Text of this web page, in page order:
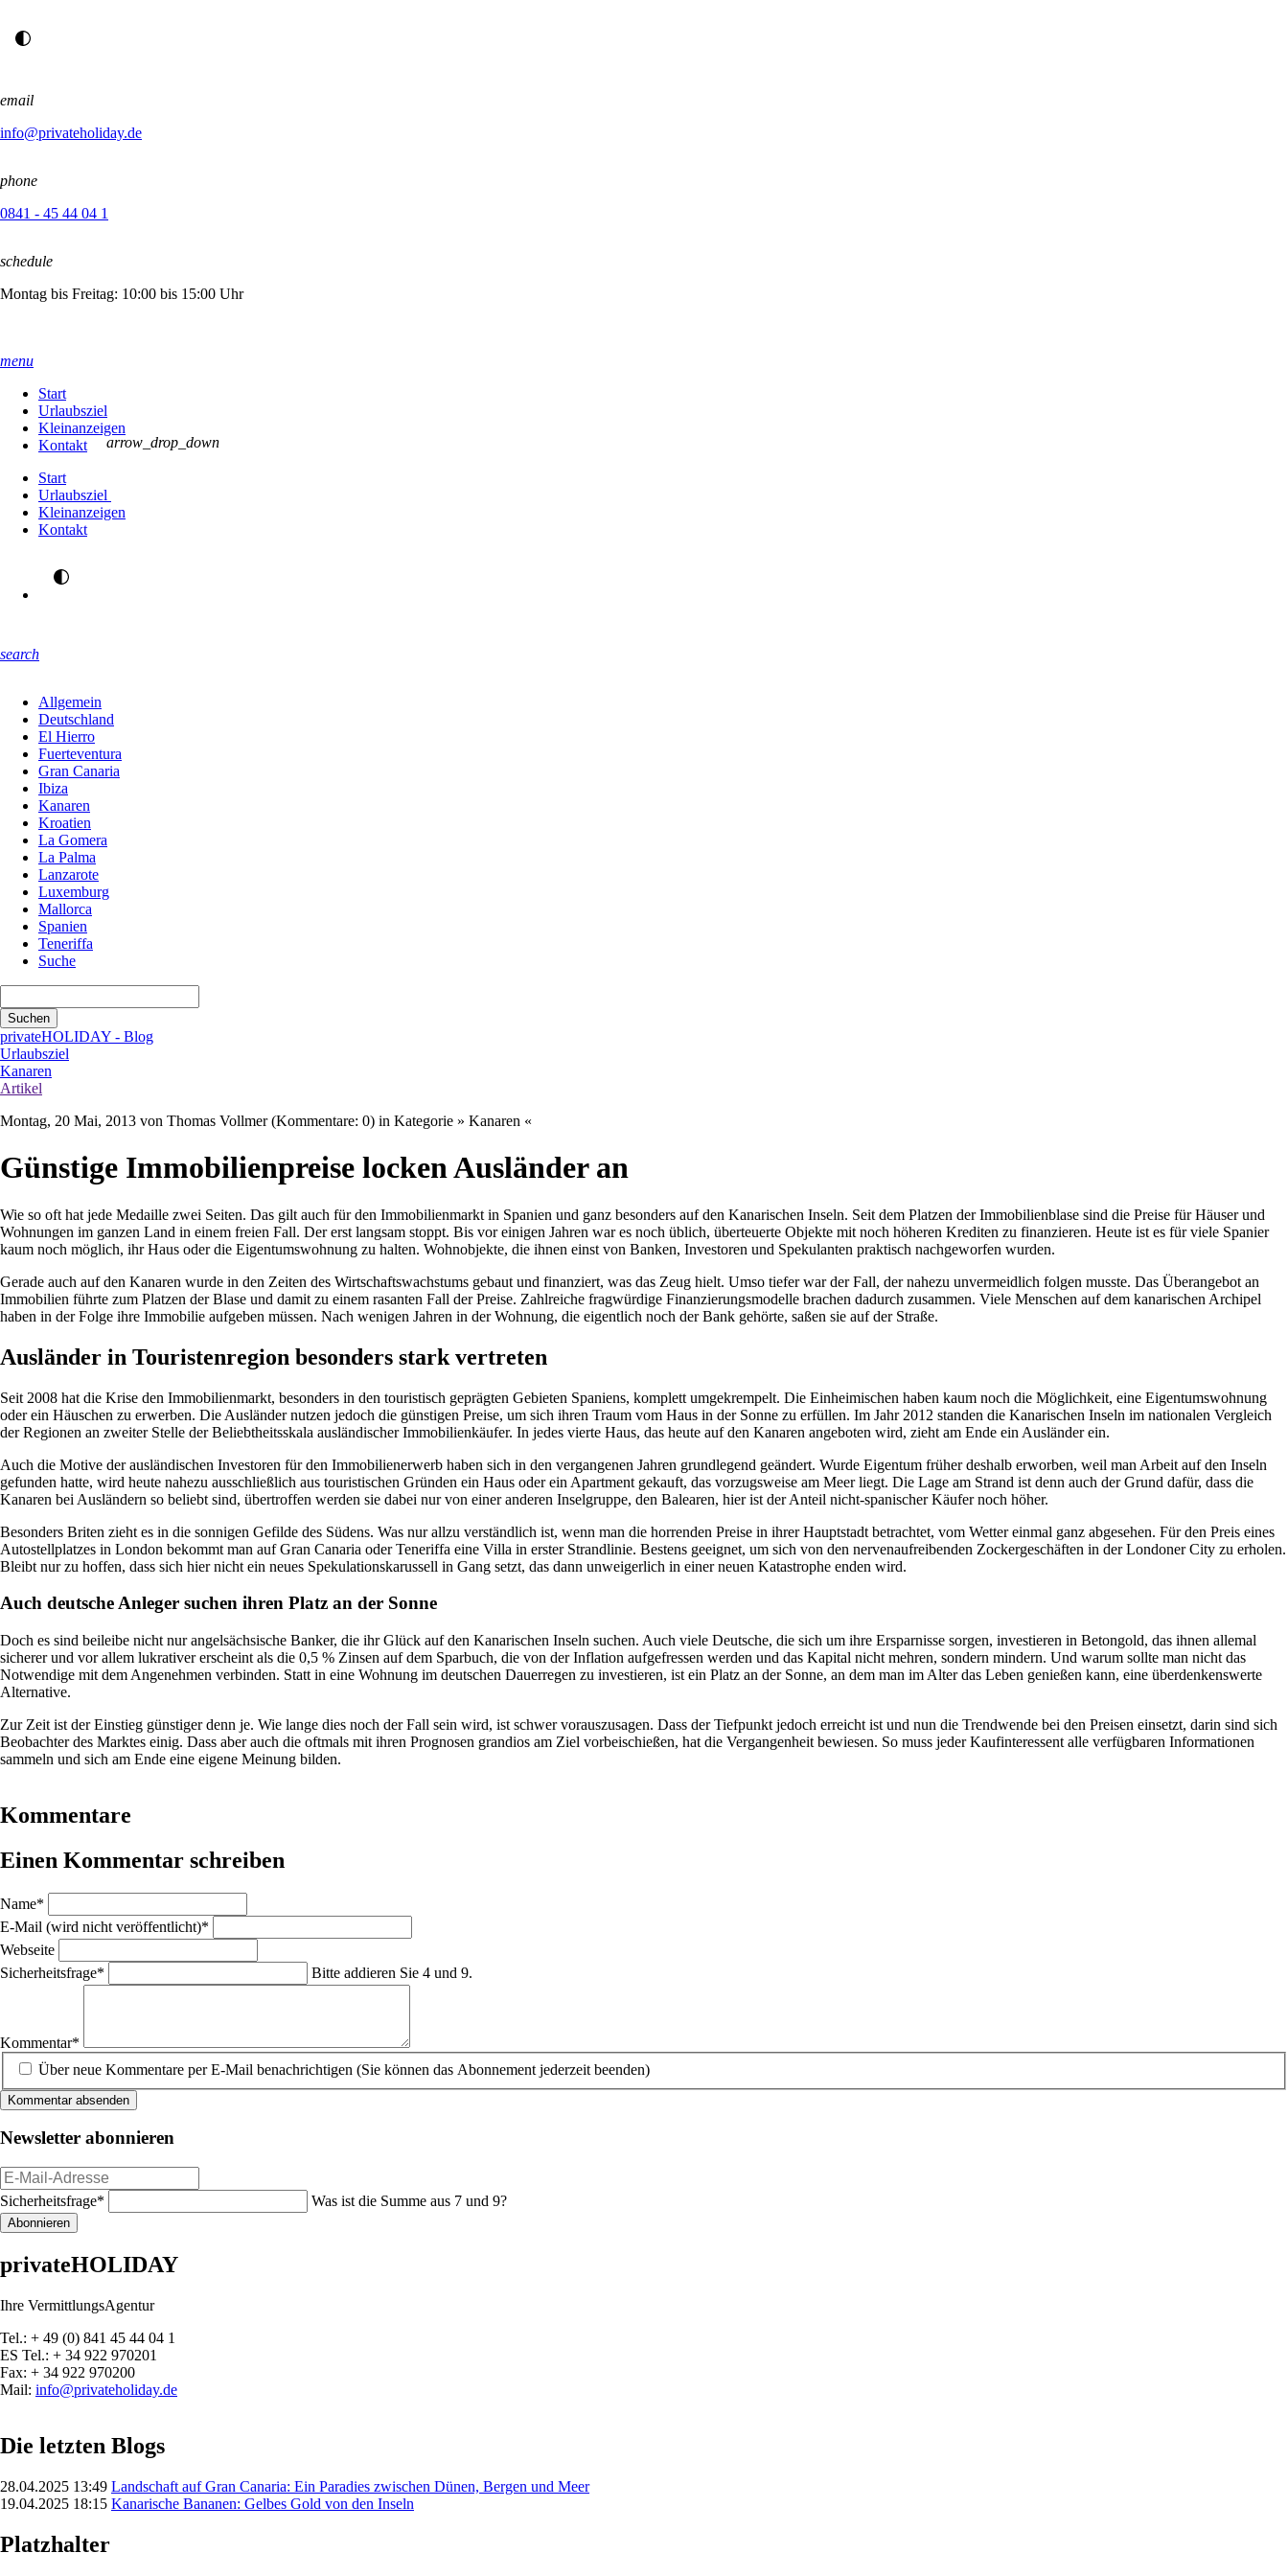
email
info@privateholiday.de
phone
0841 - 45 44 04 1
schedule
Montag bis Freitag: 10:00 bis 15:00 Uhr
menu
Start
Urlaubsziel
Kleinanzeigen
Kontakt
Start
Urlaubsziel
arrow_drop_down
Kleinanzeigen
Kontakt
search
Allgemein
Deutschland
El Hierro
Fuerteventura
Gran Canaria
Ibiza
Kanaren
Kroatien
La Gomera
La Palma
Lanzarote
Luxemburg
Mallorca
Spanien
Teneriffa
Suche
Suchen
privateHOLIDAY - Blog
Urlaubsziel
Kanaren
Artikel
Montag, 20 Mai, 2013 von Thomas Vollmer (Kommentare: 0) in Kategorie » Kanaren «
Günstige Immobilienpreise locken Ausländer an
Wie so oft hat jede Medaille zwei Seiten. Das gilt auch für den Immobilienmarkt in Spanien und ganz besonders auf den Kanarischen Inseln. Seit dem Platzen der Immobilienblase sind die Preise für Häuser und
Wohnungen im ganzen Land in einem freien Fall. Der erst langsam stoppt. Bis vor einigen Jahren war es noch üblich, überteuerte Objekte mit noch höheren Krediten zu finanzieren. Heute ist es für viele Spanier
kaum noch möglich, ihr Haus oder die Eigentumswohnung zu halten. Wohnobjekte, die ihnen einst von Banken, Investoren und Spekulanten praktisch nachgeworfen wurden.
Gerade auch auf den Kanaren wurde in den Zeiten des Wirtschaftswachstums gebaut und finanziert, was das Zeug hielt. Umso tiefer war der Fall, der nahezu unvermeidlich folgen musste. Das Überangebot an
Immobilien führte zum Platzen der Blase und damit zu einem rasanten Fall der Preise. Zahlreiche fragwürdige Finanzierungsmodelle brachen dadurch zusammen. Viele Menschen auf dem kanarischen Archipel
haben in der Folge ihre Immobilie aufgeben müssen. Nach wenigen Jahren in der Wohnung, die eigentlich noch der Bank gehörte, saßen sie auf der Straße.
Ausländer in Touristenregion besonders stark vertreten
Seit 2008 hat die Krise den Immobilienmarkt, besonders in den touristisch geprägten Gebieten Spaniens, komplett umgekrempelt. Die Einheimischen haben kaum noch die Möglichkeit, eine Eigentumswohnung
oder ein Häuschen zu erwerben. Die Ausländer nutzen jedoch die günstigen Preise, um sich ihren Traum vom Haus in der Sonne zu erfüllen. Im Jahr 2012 standen die Kanarischen Inseln im nationalen Vergleich
der Regionen an zweiter Stelle der Beliebtheitsskala ausländischer Immobilienkäufer. In jedes vierte Haus, das heute auf den Kanaren angeboten wird, zieht am Ende ein Ausländer ein.
Auch die Motive der ausländischen Investoren für den Immobilienerwerb haben sich in den vergangenen Jahren grundlegend geändert. Wurde Eigentum früher deshalb erworben, weil man Arbeit auf den Inseln
gefunden hatte, wird heute nahezu ausschließlich aus touristischen Gründen ein Haus oder ein Apartment gekauft, das vorzugsweise am Meer liegt. Die Lage am Strand ist denn auch der Grund dafür, dass die
Kanaren bei Ausländern so beliebt sind, übertroffen werden sie dabei nur von einer anderen Inselgruppe, den Balearen, hier ist der Anteil nicht-spanischer Käufer noch höher.
Besonders Briten zieht es in die sonnigen Gefilde des Südens. Was nur allzu verständlich ist, wenn man die horrenden Preise in ihrer Hauptstadt betrachtet, vom Wetter einmal ganz abgesehen. Für den Preis eines
Autostellplatzes in London bekommt man auf Gran Canaria oder Teneriffa eine Villa in erster Strandlinie. Bestens geeignet, um sich von den nervenaufreibenden Zockergeschäften in der Londoner City zu erholen.
Bleibt nur zu hoffen, dass sich hier nicht ein neues Spekulationskarussell in Gang setzt, das dann unweigerlich in einer neuen Katastrophe enden wird.
Auch deutsche Anleger suchen ihren Platz an der Sonne
Doch es sind beileibe nicht nur angelsächsische Banker, die ihr Glück auf den Kanarischen Inseln suchen. Auch viele Deutsche, die sich um ihre Ersparnisse sorgen, investieren in Betongold, das ihnen allemal
sicherer und vor allem lukrativer erscheint als die 0,5 % Zinsen auf dem Sparbuch, die von der Inflation aufgefressen werden und das Kapital nicht mehren, sondern mindern. Und warum sollte man nicht das
Notwendige mit dem Angenehmen verbinden. Statt in eine Wohnung im deutschen Dauerregen zu investieren, ist ein Platz an der Sonne, an dem man im Alter das Leben genießen kann, eine überdenkenswerte
Alternative.
Zur Zeit ist der Einstieg günstiger denn je. Wie lange dies noch der Fall sein wird, ist schwer vorauszusagen. Dass der Tiefpunkt jedoch erreicht ist und nun die Trendwende bei den Preisen einsetzt, darin sind sich
Beobachter des Marktes einig. Dass aber auch die oftmals mit ihren Prognosen grandios am Ziel vorbeischießen, hat die Vergangenheit bewiesen. So muss jeder Kaufinteressent alle verfügbaren Informationen
sammeln und sich am Ende eine eigene Meinung bilden.
Kommentare
Einen Kommentar schreiben
Pflichtfeld
Name*
Pflichtfeld
E-Mail (wird nicht veröffentlicht)*
Webseite
Pflichtfeld
Sicherheitsfrage*
Bitte addieren Sie 4 und 9.
Kommentar*
Über neue Kommentare per E-Mail benachrichtigen (Sie können das Abonnement jederzeit beenden)
Kommentar absenden
Newsletter abonnieren
E-
Mail-
Adresse
Pflichtfeld
Sicherheitsfrage* Was ist die Summe aus 7 und 9?
Abonnieren
privateHOLIDAY
Ihre VermittlungsAgentur
Tel.: + 49 (0) 841 45 44 04 1
ES Tel.: + 34 922 970201
Fax: + 34 922 970200
Mail: info@privateholiday.de
Die letzten Blogs
28.04.2025 13:49 Landschaft auf Gran Canaria: Ein Paradies zwischen Dünen, Bergen und Meer
19.04.2025 18:15 Kanarische Bananen: Gelbes Gold von den Inseln
Platzhalter